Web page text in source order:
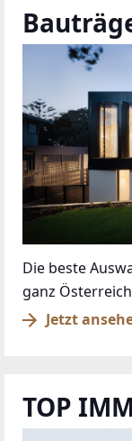
Die beste
ganz
Jetzt
TOP